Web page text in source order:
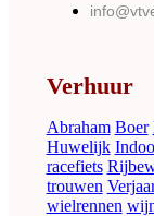
Verhuur
Abraham Boer
Huwelijk
racefiets
trouwen
wielrennen